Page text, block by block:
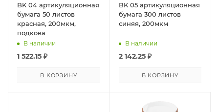
BK 04 артикуляционная
бумага 50 листов
красная, 200мкм,
подкова
В наличии
1 522.15 ₽
В КОРЗИНУ
BK 05 артикуляционная
бумага 300 листов
синяя, 200мкм
В наличии
2 142.25₽
В КОРЗИНУ